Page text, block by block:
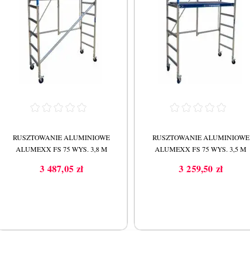
RUSZTOWANIE ALUMINIOWE
ALUMEXX FS 75 WYS. 3,8 M
Cena
3 487,05 zł
RUSZTOWANIE ALUMINIOWE
ALUMEXX FS 75 WYS. 3,5 M
Cena
3 259,50 zł